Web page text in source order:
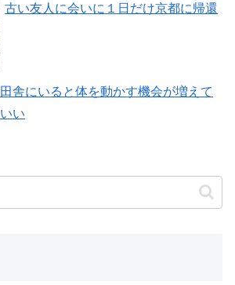
古い友人に会いに１日だけ京都に帰還
田舎にいると体を動かす機会が増えて
いい